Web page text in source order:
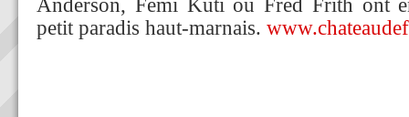
Anderson, Fémi Kuti ou Fred Frith ont
petit paradis haut-marnais.